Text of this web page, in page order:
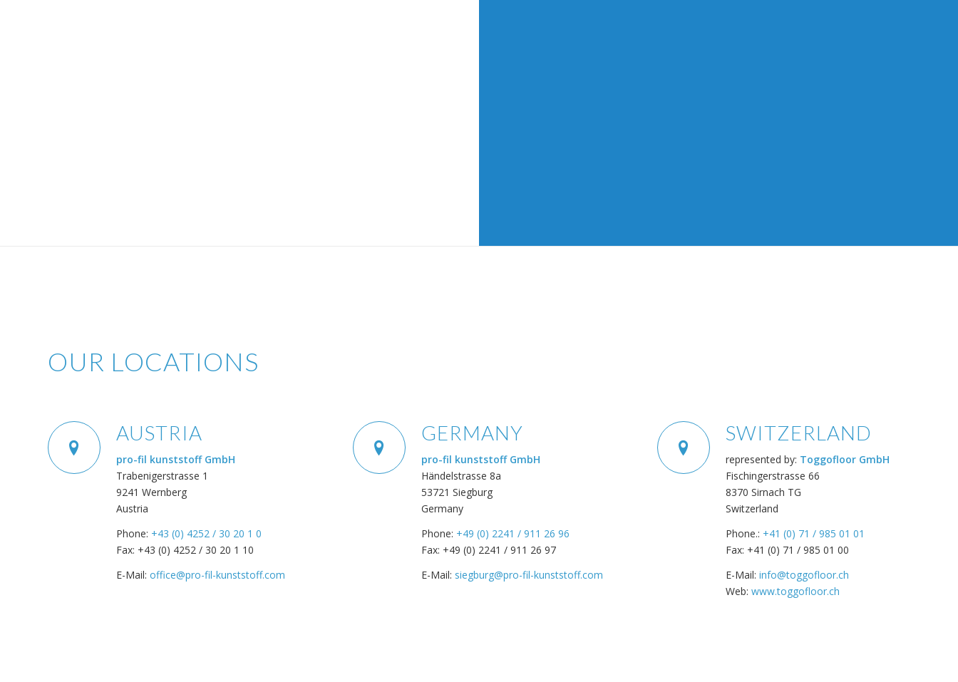
OUR LOCATIONS
AUSTRIA
pro-fil kunststoff GmbH
Trabenigerstrasse 1
9241 Wernberg
Austria
Phone: +43 (0) 4252 / 30 20 1 0
Fax: +43 (0) 4252 / 30 20 1 10
E-Mail: office@pro-fil-kunststoff.com
GERMANY
pro-fil kunststoff GmbH
Händelstrasse 8a
53721 Siegburg
Germany
Phone: +49 (0) 2241 / 911 26 96
Fax: +49 (0) 2241 / 911 26 97
E-Mail: siegburg@pro-fil-kunststoff.com
SWITZERLAND
represented by: Toggofloor GmbH
Fischingerstrasse 66
8370 Sirnach TG
Switzerland
Phone.: +41 (0) 71 / 985 01 01
Fax: +41 (0) 71 / 985 01 00
E-Mail:info@toggofloor.ch
Web:www.toggofloor.ch